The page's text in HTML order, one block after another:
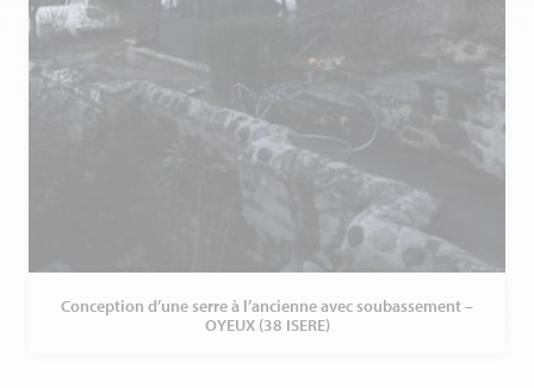
Conception d’une serre à l’ancienne avec soubassement –
OYEUX (38 ISERE)